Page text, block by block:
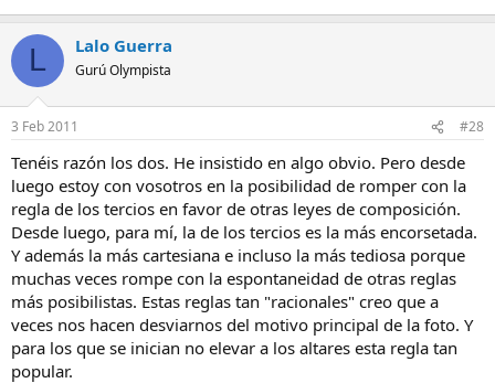
L Lalo Guerra
Gurú Olympista
3 Feb 2011 #28
Tenéis razón los dos. He insistido en algo obvio. Pero desde
luego estoy con vosotros en la posibilidad de romper con la
regla de los tercios en favor de otras leyes de composición.
Desde luego, para mí, la de los tercios es la más encorsetada.
Y además la más cartesiana e incluso la más tediosa porque
muchas veces rompe con la espontaneidad de otras reglas
más posibilistas. Estas reglas tan "racionales" creo que a
veces nos hacen desviarnos del motivo principal de la foto. Y
para los que se inician no elevar a los altares esta regla tan
popular.